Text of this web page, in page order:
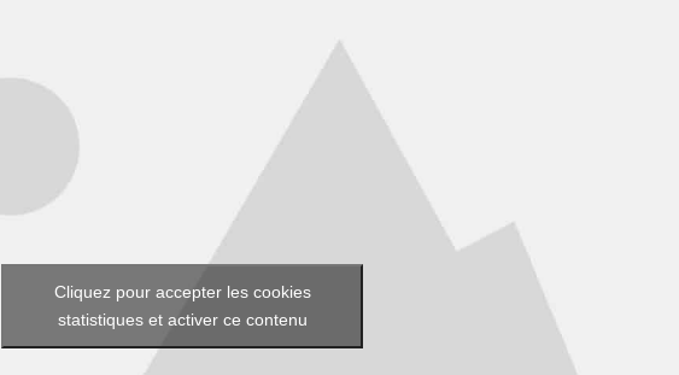
Cliquez pour accepter les cookies
statistiques et activer ce contenu